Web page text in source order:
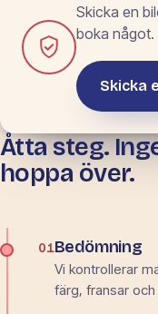
Skicka en
boka något.
Skicka
Åtta steg.
hoppa över.
01Bedömning
Vi kontrollerar
färg, fransar och